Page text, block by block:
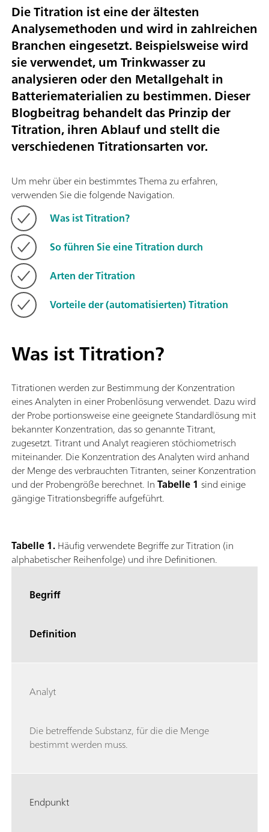
Die Titration ist eine der ältesten
Analysemethoden und wird in zahlreichen
Branchen eingesetzt. Beispielsweise wird
sie verwendet, um Trinkwasser zu
analysieren oder den Metallgehalt in
Batteriematerialien zu bestimmen. Dieser
Blogbeitrag behandelt das Prinzip der
Titration, ihren Ablauf und stellt die
verschiedenen Titrationsarten vor.
Um mehr über ein bestimmtes Thema zu erfahren,
verwenden Sie die folgende Navigation.
Was ist Titration?
So führen Sie eine Titration durch
Arten der Titration
Vorteile der (automatisierten) Titration
Was ist Titration?
Titrationen werden zur Bestimmung der Konzentration
eines Analyten in einer Probenlösung verwendet. Dazu wird
der Probe portionsweise eine geeignete Standardlösung mit
bekannter Konzentration, das so genannte Titrant,
zugesetzt. Titrant und Analyt reagieren stöchiometrisch
miteinander. Die Konzentration des Analyten wird anhand
der Menge des verbrauchten Titranten, seiner Konzentration
und der Probengröße berechnet. InTabelle 1 sind einige
gängige Titrationsbegriffe aufgeführt.
Tabelle 1.Häufig verwendete Begriffe zur Titration (in
alphabetischer Reihenfolge) und ihre Definitionen.
Begriff
Definition
Analyt
Die betreffende Substanz, für die die Menge
bestimmt werden muss.
Endpunkt